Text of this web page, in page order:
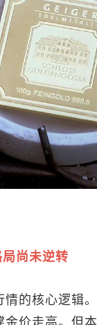
尚未逆转
的核心逻辑
价走高。但